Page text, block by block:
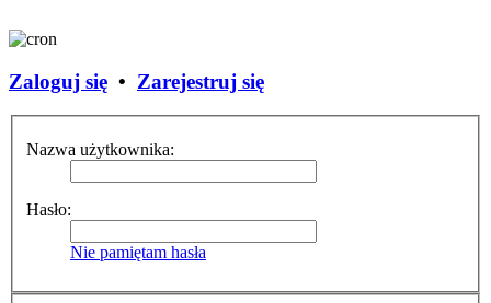
Zaloguj się • Zarejestruj się
Nazwa użytkownika:
Hasło:
Nie pamiętam hasła